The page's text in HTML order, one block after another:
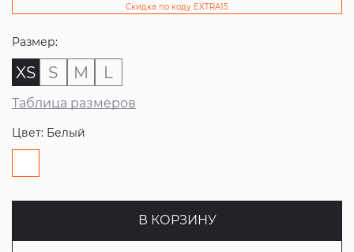
Скидка по коду EXTRA15
Размер:
XS S M L
Таблица размеров
Цвет: Белый
В КОРЗИНУ